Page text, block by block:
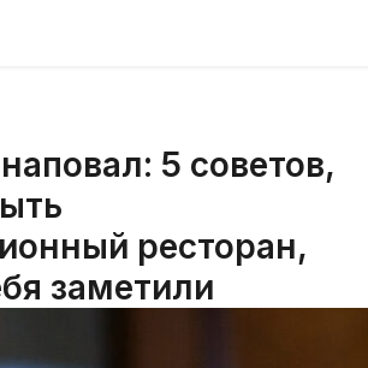
5 советов,
ресторан,
заметили